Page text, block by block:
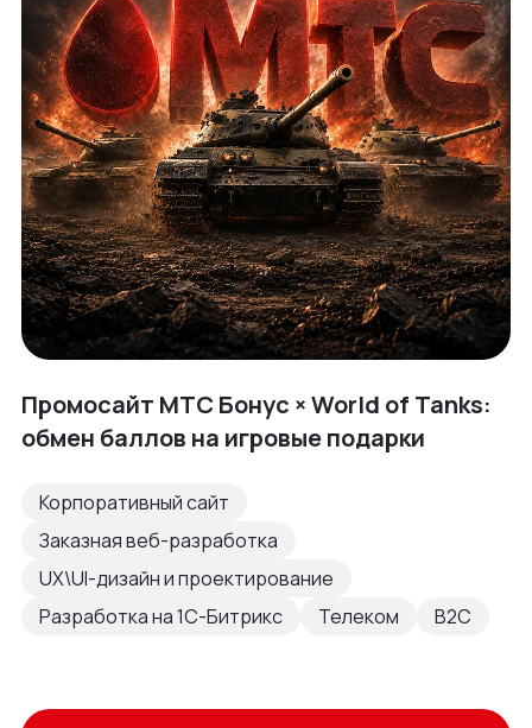
Промосайт МТС Бонус × World of Tanks:
обмен баллов на игровые подарки
Корпоративный сайт
Заказная веб-разработка
UX\UI-дизайн и проектирование
Разработка на 1С-Битрикс
Телеком B2C